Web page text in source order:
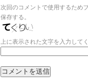
次回のコメントで使用するため
保存する。
上に表示された文字を入力して